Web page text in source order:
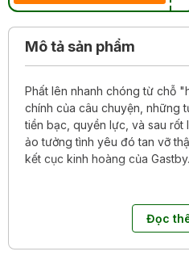
Mô tả sản phẩm
Phất lên nhanh chóng từ chỗ
chính của câu chuyện, những
tiền bạc, quyền lực, và sau rốt
ảo tưởng tình yêu đó tan vỡ
kết cục kinh hoàng của Gastby.
do chính Fitzgerald đặt cho
nắm bắt vô cùng sâu
Đọc